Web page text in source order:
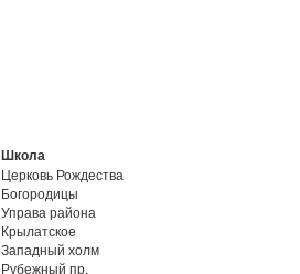
Школа
Церковь Рождества
Богородицы
Управа района
Крылатское
Западный холм
Рубежный пр.